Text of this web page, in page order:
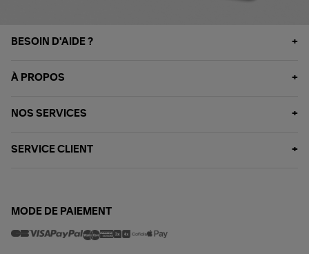
BESOIN D'AIDE ?
À PROPOS
NOS SERVICES
SERVICE CLIENT
MODE DE PAIEMENT